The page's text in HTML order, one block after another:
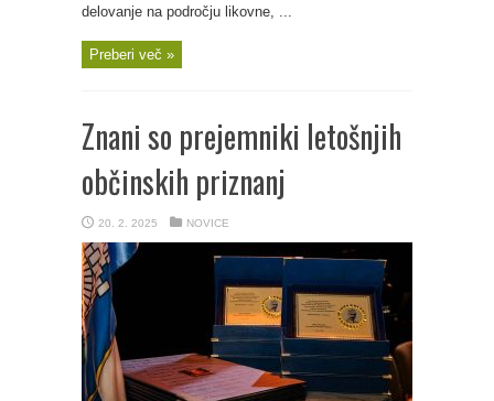
delovanje na področju likovne, ...
Preberi več »
Znani so prejemniki letošnjih
občinskih priznanj
20. 2. 2025 NOVICE